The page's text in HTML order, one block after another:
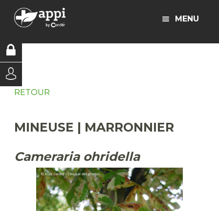
MENU
RETOUR
MINEUSE | MARRONNIER
Cameraria ohridella